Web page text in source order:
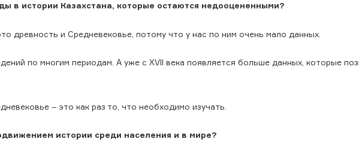
в истории Казахстана, которые остаются недооцененными?
древность и Средневековье, потому что у нас по ним очень мало данных.
по многим периодам. А уже с XVII века появляется больше данных, которые
– это как раз то, что необходимо изучать.
истории среди населения и в мире?